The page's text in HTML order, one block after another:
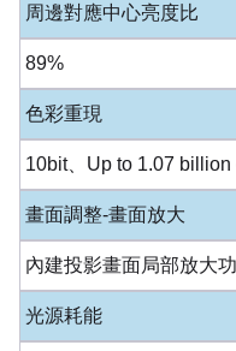
周邊對應中心亮度比
89%
色彩重現
10bit、Up to 1.07 billion
畫面調整-畫面放大
內建投影畫面局部放大
光源耗能